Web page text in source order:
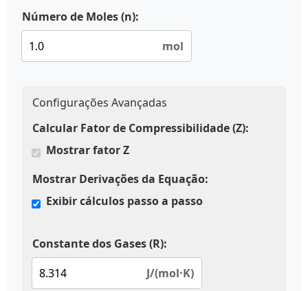
Número de Moles (n):
mol
Configurações Avançadas
Calcular Fator de Compressibilidade (Z):
Mostrar fator Z
Mostrar Derivações da Equação:
Exibir cálculos passo a passo
Constante dos Gases (R):
J/(mol·K)